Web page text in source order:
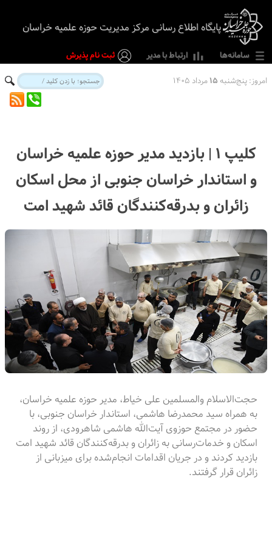
پایگاه اطلاع رسانی مرکز مدیریت حوزه علمیه خراسان
امروز:پنج‌شنبه ۱۵مرداد ۱۴۰۵
سامانه‌ها ارتباط با مدیر ثبت نام پذیرش
کلیپ ۱ | بازدید مدیر حوزه علمیه خراسان
و استاندار خراسان جنوبی از محل اسکان
زائران و بدرقه‌کنندگان قائد شهید امت
حجت‌الاسلام والمسلمین علی خیاط، مدیر حوزه علمیه خراسان،
به همراه سید محمدرضا هاشمی، استاندار خراسان جنوبی، با
حضور در مجتمع حوزوی آیت‌الله هاشمی شاهرودی، از روند
اسکان و خدمات‌رسانی به زائران و بدرقه‌کنندگان قائد شهید امت
بازدید کردند و در جریان اقدامات انجام‌شده برای میزبانی از
زائران قرار گرفتند.